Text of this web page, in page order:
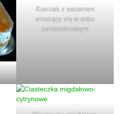
Kurczak z sezamem
smażący się w soku
pomarańczowym